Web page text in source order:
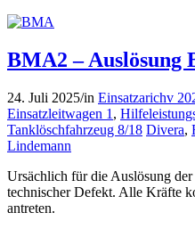
BMA2 – Auslösung
24. Juli 2025/in Einsatzarichv
Einsatzleitwagen 1 ,
Tanklöschfahrzeug 8/18 Divera,
Lindemann
Ursächlich für die Auslösung
technischer Defekt. Alle Kräfte
antreten.